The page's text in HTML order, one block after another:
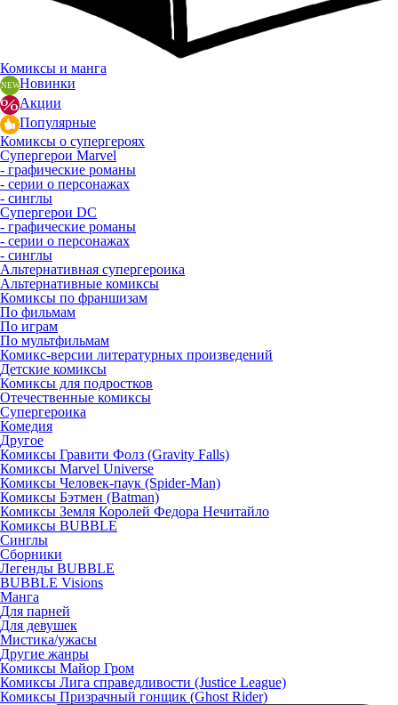
Комиксы и манга
Новинки
Акции
Популярные
Комиксы о супергероях
Супергерои Marvel
- графические романы
- серии о персонажах
- синглы
Супергерои DC
- графические романы
- серии о персонажах
- синглы
Альтернативная супергероика
Альтернативные комиксы
Комиксы по франшизам
По фильмам
По играм
По мультфильмам
Комикс-версии литературных произведений
Детские комиксы
Комиксы для подростков
Отечественные комиксы
Супергероика
Комедия
Другое
Комиксы Гравити Фолз (Gravity Falls)
Комиксы Marvel Universe
Комиксы Человек-паук (Spider-Man)
Комиксы Бэтмен (Batman)
Комиксы Земля Королей Федора Нечитайло
Комиксы BUBBLE
Синглы
Сборники
Легенды BUBBLE
BUBBLE Visions
Манга
Для парней
Для девушек
Мистика/ужасы
Другие жанры
Комиксы Майор Гром
Комиксы Лига справедливости (Justice League)
Комиксы Призрачный гонщик (Ghost Rider)